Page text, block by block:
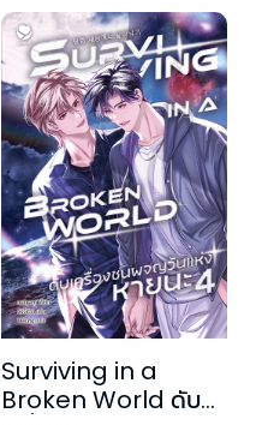
Surviving in a
Broken World ดับ